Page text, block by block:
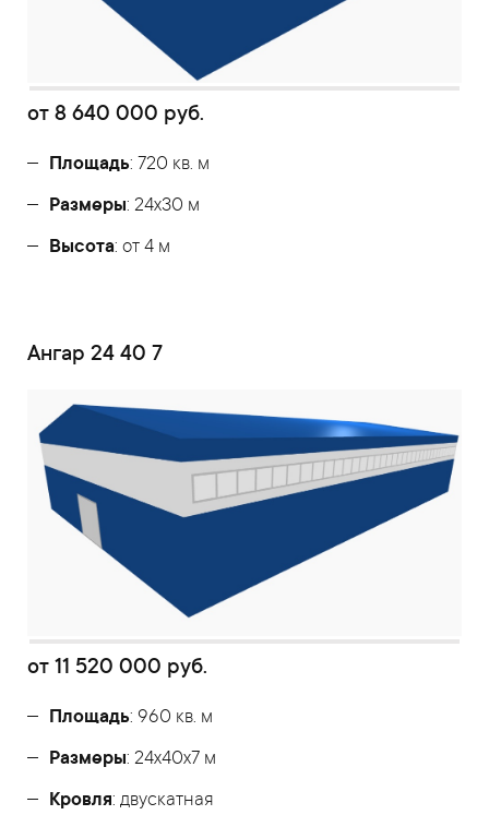
от 8 640 000 руб.
Площадь: 720 кв. м
Размеры: 24х30 м
Высота: от 4 м
Ангар 24 40 7
от 11 520 000 руб.
Площадь: 960 кв. м
Размеры: 24х40х7 м
Кровля: двускатная